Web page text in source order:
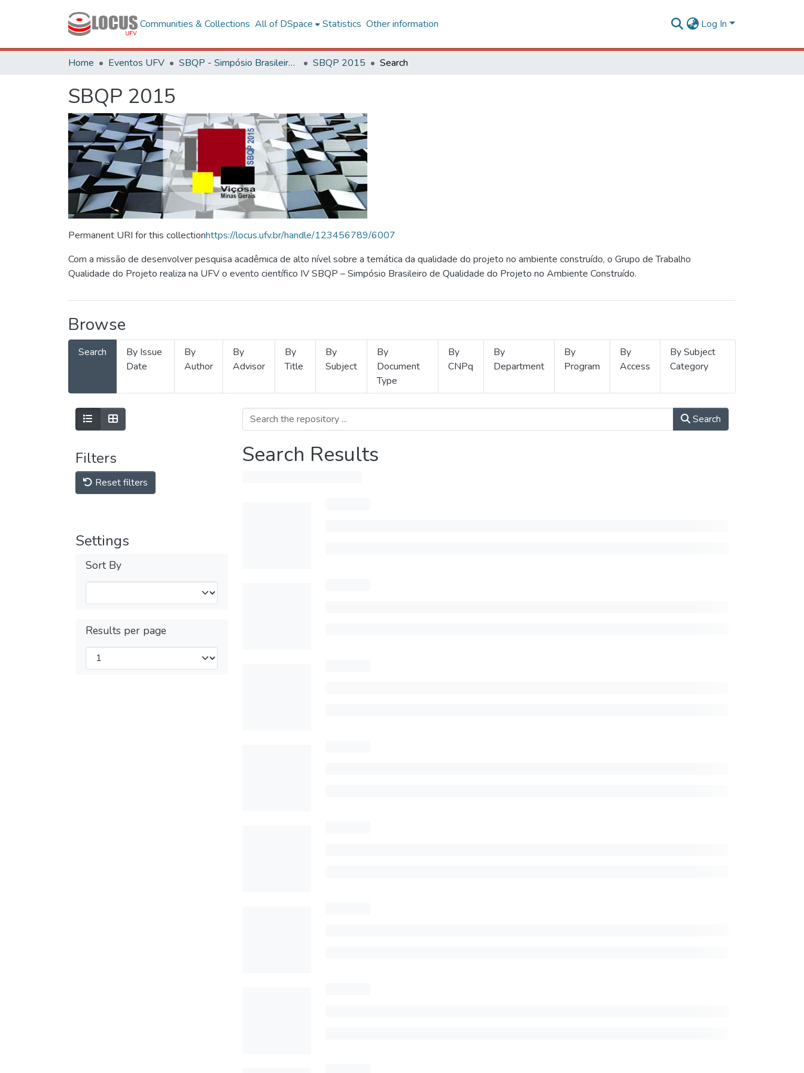
Communities & Collections All of DSpace Statistics Other information Log In
Home Eventos UFV SBQP - Simpósio Brasileiro de Qualidade do Projeto no Ambiente Construído SBQP 2015 Search
SBQP 2015
Permanent URI for this collectionhttps://locus.ufv.br/handle/123456789/6007
Com a missão de desenvolver pesquisa acadêmica de alto nível sobre a temática da qualidade do projeto no ambiente construído, o Grupo de Trabalho
Qualidade do Projeto realiza na UFV o evento científico IV SBQP – Simpósio Brasileiro de Qualidade do Projeto no Ambiente Construído.
Browse
Search
By Issue
Date
By
Author
By
Advisor
By
Title
By
Subject
By
Document
Type
By
CNPq
By
Department
By
Program
By
Access
By Subject
Category
Filters
Reset filters
Settings
Sort By
Results per page
Search
Search Results